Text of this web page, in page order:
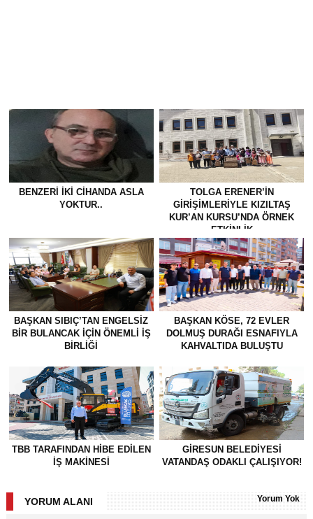
BENZERI IKI CIHANDA ASLA
YOKTUR..
TOLGA ERENER’İN
GİRİŞİMLERİYLE KIZILTAŞ
KUR’AN KURSU’NDA ÖRNEK
ETKİNLİK
BAŞKAN SIBIÇ’TAN ENGELSIZ
BIR BULANCAK İÇIN ÖNEMLI İŞ
BIRLIĞI
BAŞKAN KÖSE, 72 EVLER
DOLMUŞ DURAĞI ESNAFIYLA
KAHVALTIDA BULUŞTU
TBB TARAFINDAN HIBE EDILEN
İŞ MAKINESI
GİRESUN BELEDİYESİ
VATANDAŞ ODAKLI ÇALIŞIYOR!
YORUM ALANI Yorum Yok